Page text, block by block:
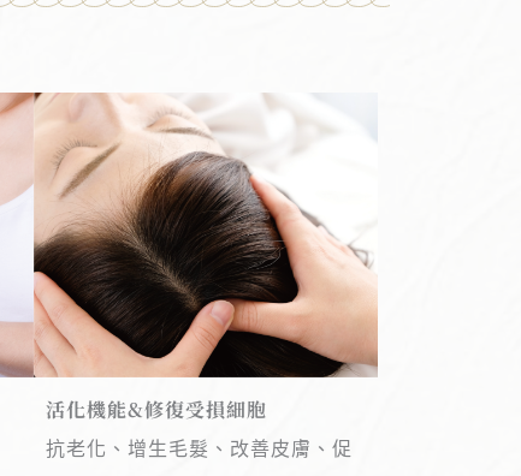
活化機能&修復受損細胞
抗老化、增生毛髮、改善皮膚、促